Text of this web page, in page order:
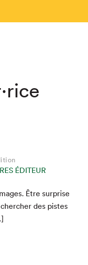
vous?
ÉDITEUR
ÉDITEUR
Être sur­prise
des pistes
ÉDITEUR